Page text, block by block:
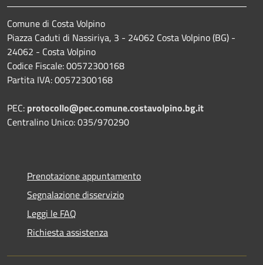
Comune di Costa Volpino
Piazza Caduti di Nassiriya, 3 - 24062 Costa Volpino (BG) -
24062 - Costa Volpino
Codice Fiscale: 00572300168
Partita IVA: 00572300168
PEC: protocollo@pec.comune.costavolpino.bg.it
Centralino Unico: 035/970290
Prenotazione appuntamento
Segnalazione disservizio
Leggi le FAQ
Richiesta assistenza